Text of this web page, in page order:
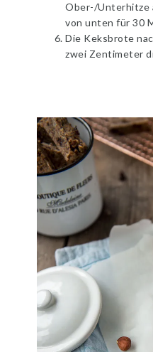
Ober-/Unterhitze
von unten für 30
Die Keksbrote
zwei Zentimeter